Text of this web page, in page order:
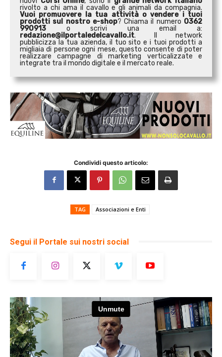
rivolto a chi ama il cavallo e gli animali da compagnia.
Vuoi promuovere la tua attività ovendere i tuoi
prodotti sul nostro e-shop? Chiama il numero 0362
990913 o scrivi una email a:
redazione@ilportaledelcavallo.it. Il network
pubblicizza la tua azienda, il tuo sito e i tuoi prodotti a
migliaia di persone ogni mese, questo consente di poter
realizzare campagne di marketing verticalizzate e
integrate tra il mondo digitale e il mercato reale.
Condividi questo articolo:
TAG Associazioni e Enti
Segui il Portale sui nostri social